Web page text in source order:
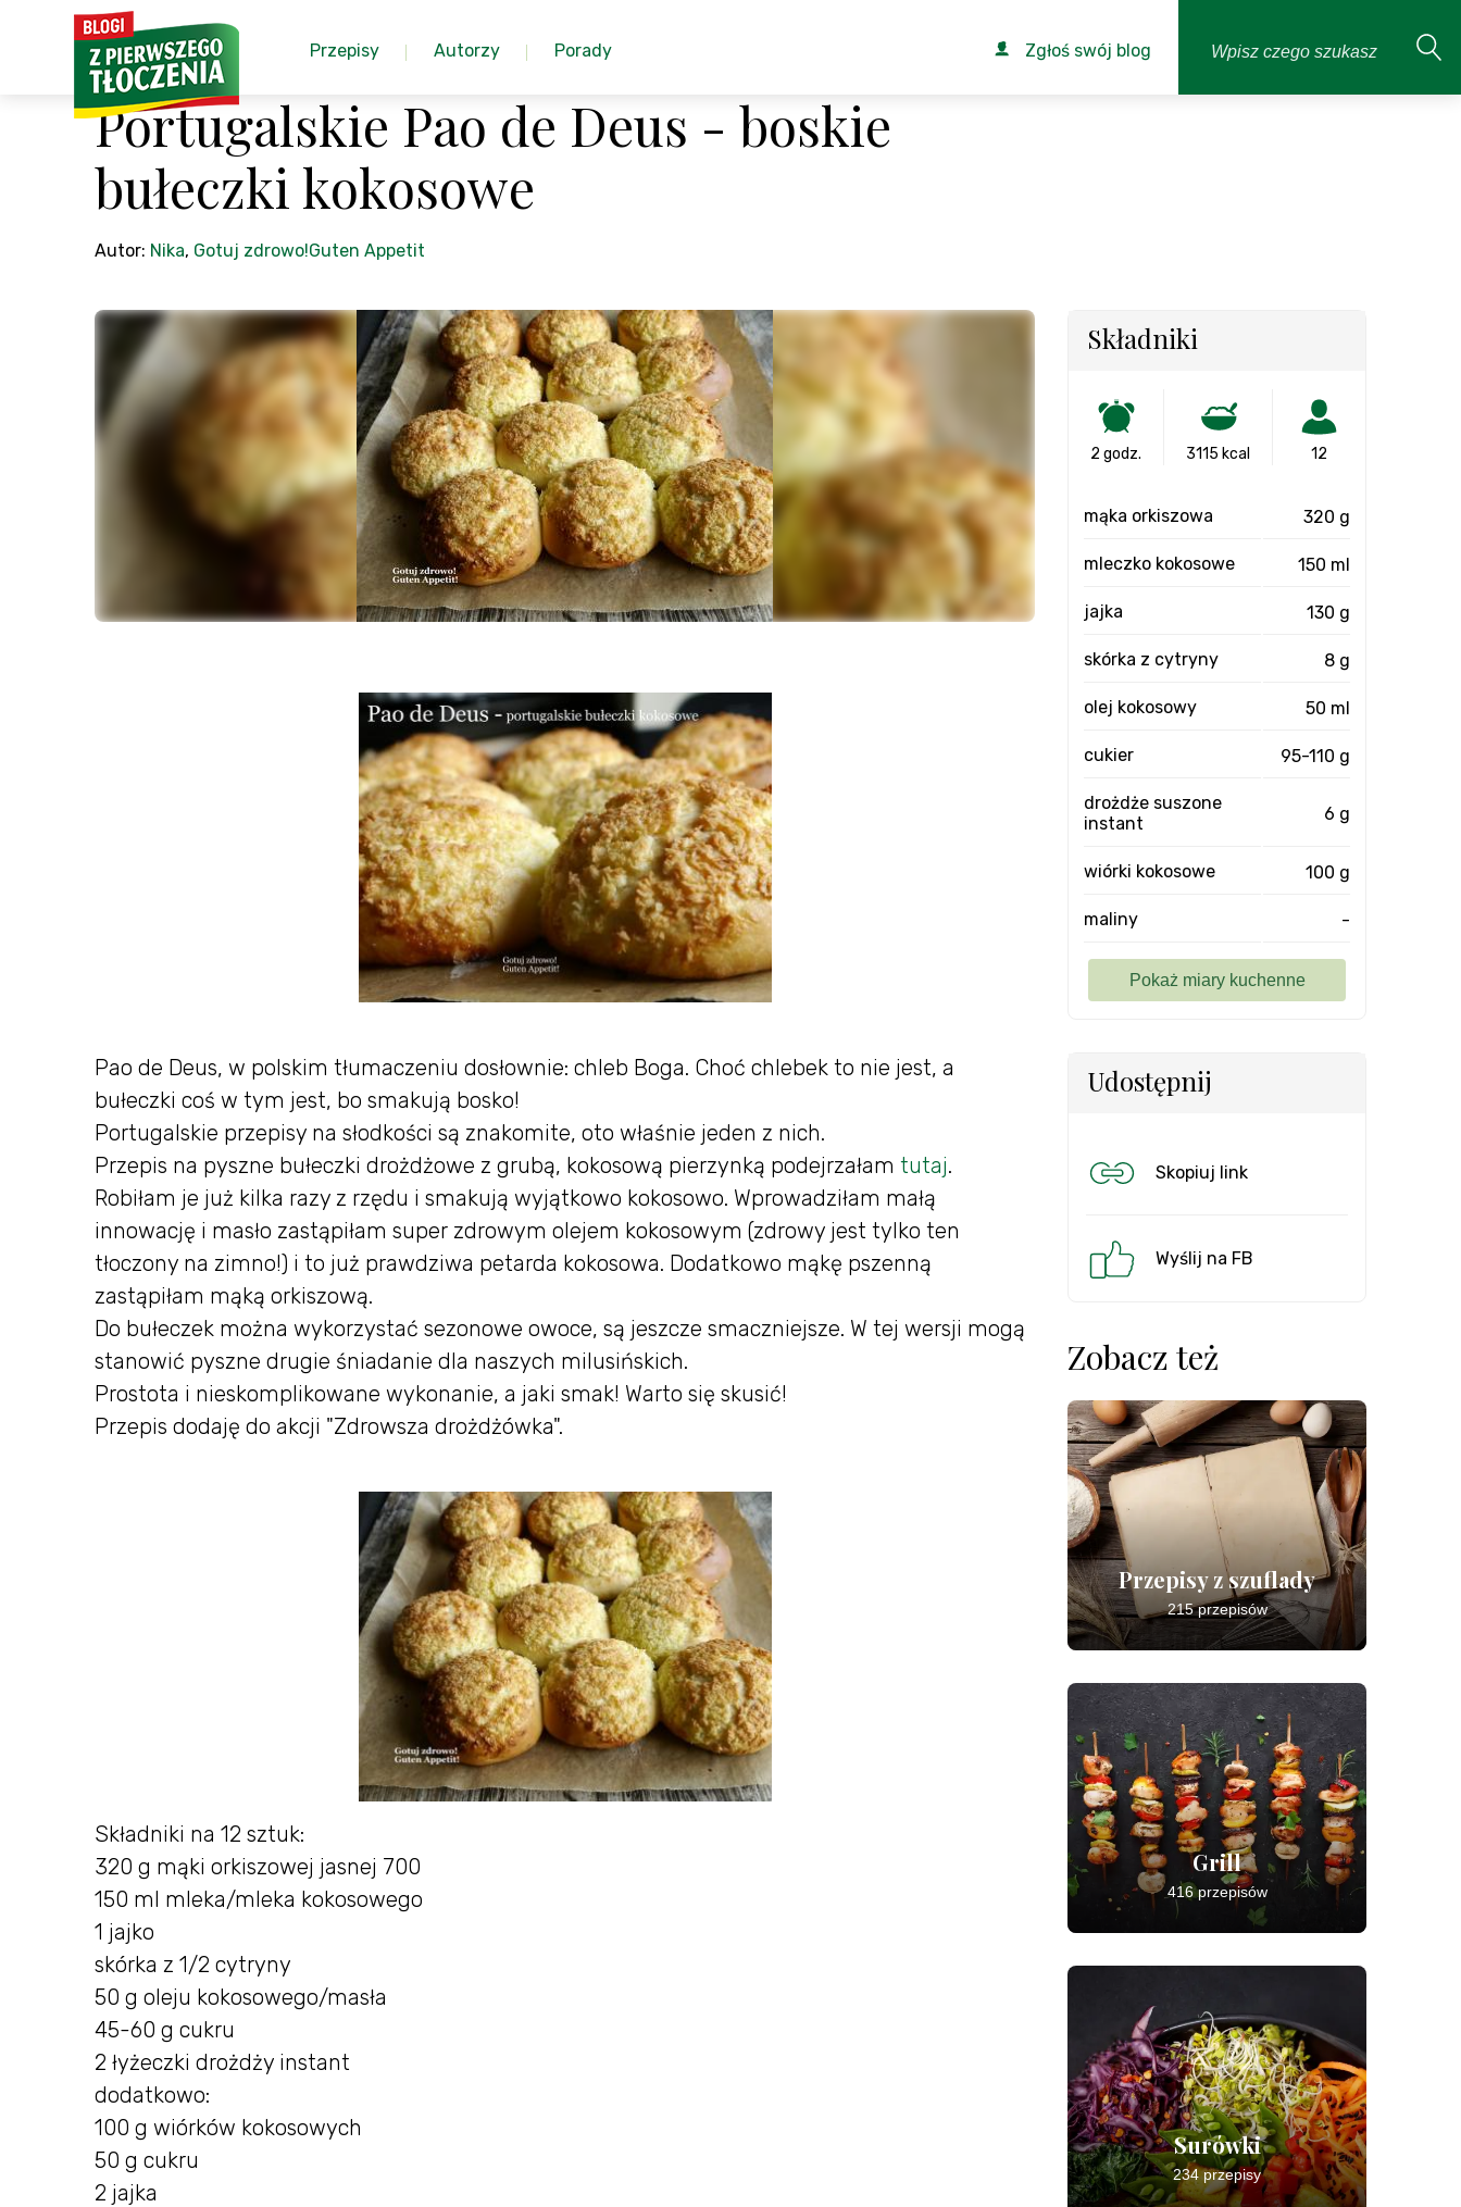
Przepisy Autorzy Porady Zgłoś swój blog
Portugalskie Pao de Deus - boskie
bułeczki kokosowe
Autor: Nika, Gotuj zdrowo!Guten Appetit
Pao de Deus, w polskim tłumaczeniu dosłownie: chleb Boga. Choć chlebek to nie jest, a
bułeczki coś w tym jest, bo smakują bosko!
Portugalskie przepisy na słodkości są znakomite, oto właśnie jeden z nich.
Przepis na pyszne bułeczki drożdżowe z grubą, kokosową pierzynką podejrzałam tutaj.
Robiłam je już kilka razy z rzędu i smakują wyjątkowo kokosowo. Wprowadziłam małą
innowację i masło zastąpiłam super zdrowym olejem kokosowym (zdrowy jest tylko ten
tłoczony na zimno!) i to już prawdziwa petarda kokosowa. Dodatkowo mąkę pszenną
zastąpiłam mąką orkiszową.
Do bułeczek można wykorzystać sezonowe owoce, są jeszcze smaczniejsze. W tej wersji mogą
stanowić pyszne drugie śniadanie dla naszych milusińskich.
Prostota i nieskomplikowane wykonanie, a jaki smak! Warto się skusić!
Przepis dodaję do akcji "Zdrowsza drożdżówka".
Składniki na 12 sztuk:
320 g mąki orkiszowej jasnej 700
150 ml mleka/mleka kokosowego
1 jajko
skórka z 1/2 cytryny
50 g oleju kokosowego/masła
45-60 g cukru
2 łyżeczki drożdży instant
dodatkowo:
100 g wiórków kokosowych
50 g cukru
2 jajka
Składniki
2 godz. 3115 kcal 12
mąka orkiszowa 320 g
mleczko kokosowe 150 ml
jajka 130 g
skórka z cytryny 8 g
olej kokosowy 50 ml
cukier 95-110 g
drożdże suszone
instant
6 g
wiórki kokosowe 100 g
maliny -
Udostępnij
Skopiuj link
Wyślij na FB
Zobacz też
Przepisy z szuflady
215 przepisów
Grill
416 przepisów
Surówki
234 przepisy